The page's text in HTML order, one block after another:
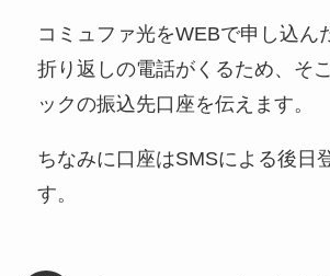
コミュファ光をWEBで申し込ん
折り返しの電話がくるため、そ
ックの振込先口座を伝えます。
ちなみに口座はSMSによる後日
す。